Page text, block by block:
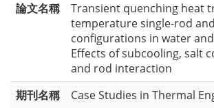
論文名稱
Transient quenching heat
temperature single-rod
configurations in water
Effects of subcooling, salt
and rod interaction
期刊名稱
Case Studies in Thermal